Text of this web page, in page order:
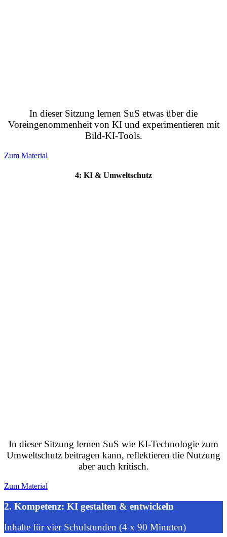
In dieser Sitzung lernen SuS etwas über die
Voreingenommenheit von KI und experimentieren mit
Bild-KI-Tools.
Zum Material
4: KI & Umweltschutz
In dieser Sitzung lernen SuS wie KI-Technologie zum
Umweltschutz beitragen kann, reflektieren die Nutzung
aber auch kritisch.
Zum Material
2. Kompetenz: KI gestalten & entwickeln
Inhalte für vier Schulstunden (4 x 90 Minuten)